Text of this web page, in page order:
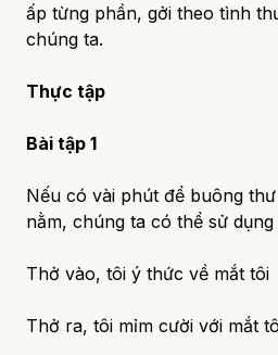
ấp từng phần, gởi theo tình
chúng ta.
Thực tập
Bài tập 1
Nếu có vài phút để buông
nằm, chúng ta có thể sử dụng
Thở vào, tôi ý thức về mắt tôi
Thở ra, tôi mỉm cười với mắt